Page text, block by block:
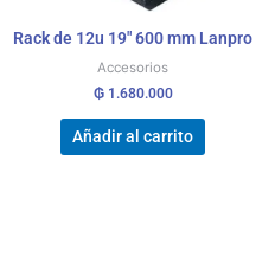
Rack de 12u 19″ 600 mm Lanpro
Accesorios
₲1.680.000
Añadir al carrito